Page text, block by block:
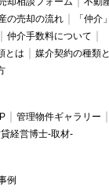
の売却の流れ
「仲介
仲介手数料について
とは
媒介契約の種類
管理物件ギャラリー
経営博士-取材-
例